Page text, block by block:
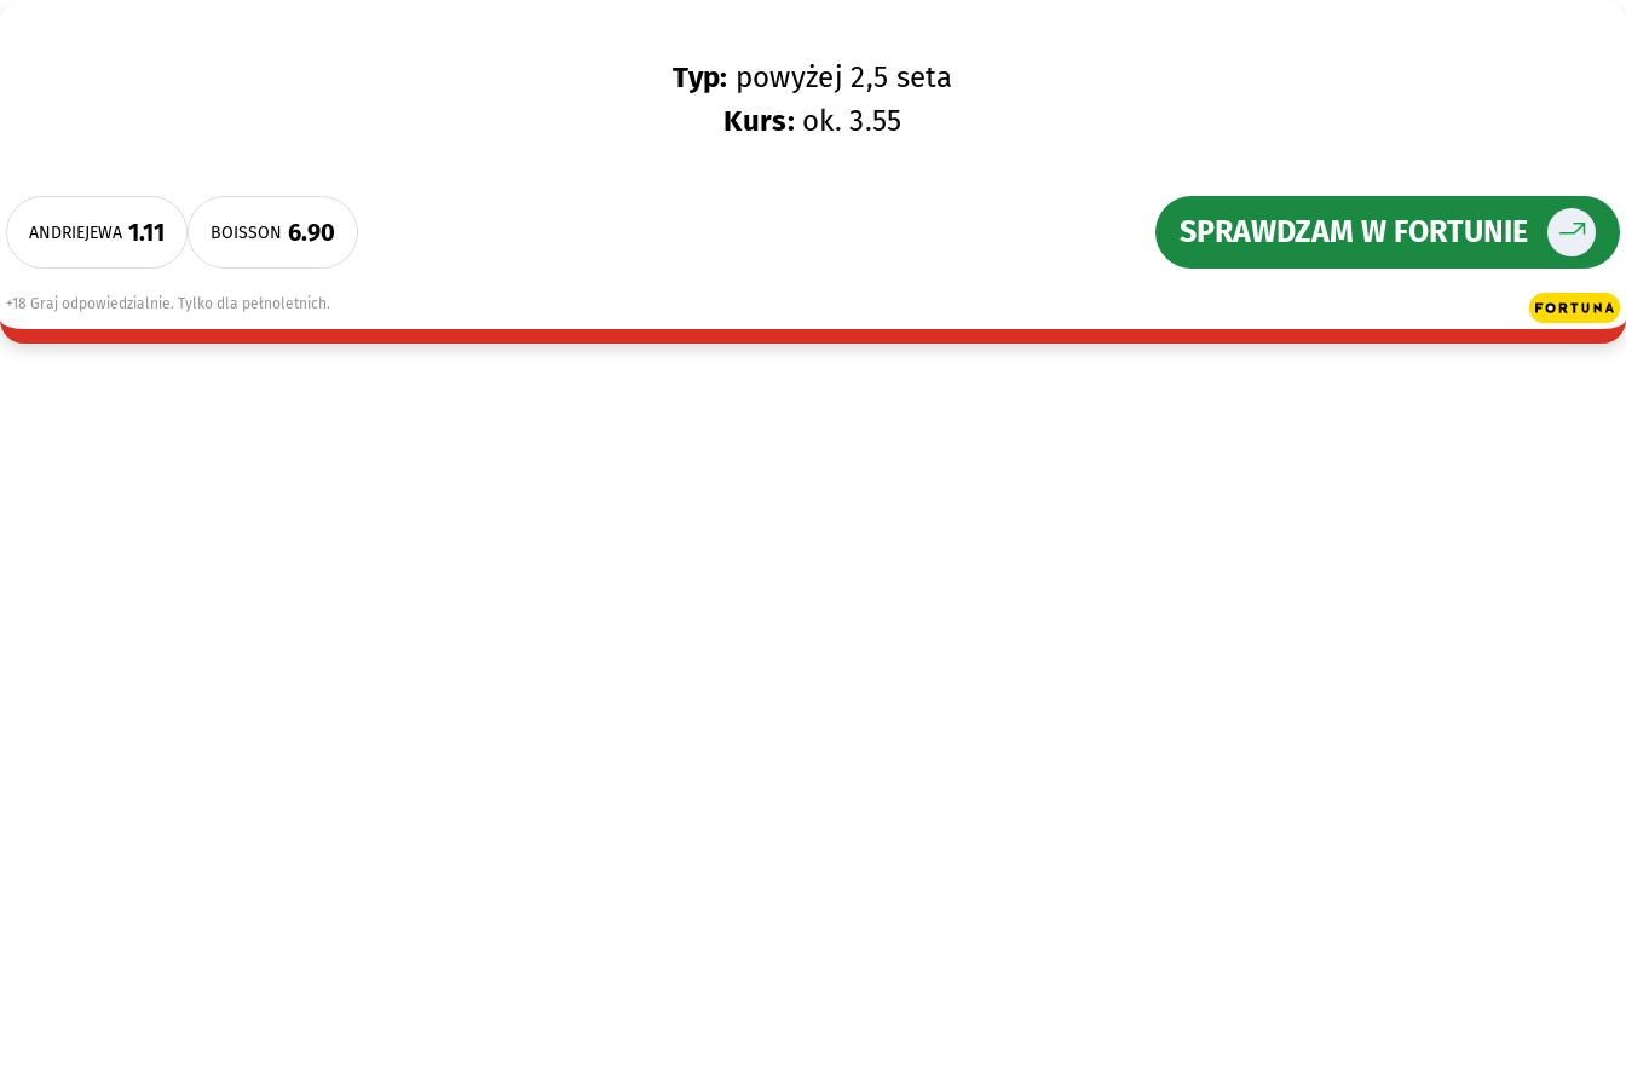
Typ: powyżej 2,5 seta
Kurs: ok. 3.55
ANDRIEJEWA 1.11 BOISSON 6.90 SPRAWDZAM W FORTUNIE
+18 Graj odpowiedzialnie. Tylko dla pełnoletnich.